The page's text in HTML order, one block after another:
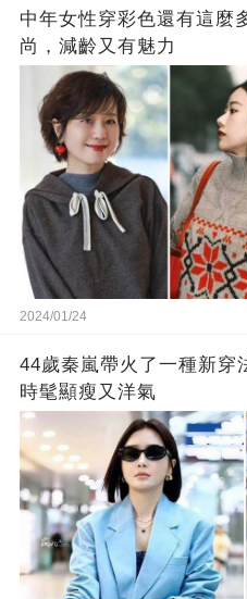
中年女性穿彩色還有這麼
尚，減齡又有魅力
2024/01/24
44歲秦嵐帶火了一種新穿
時髦顯瘦又洋氣